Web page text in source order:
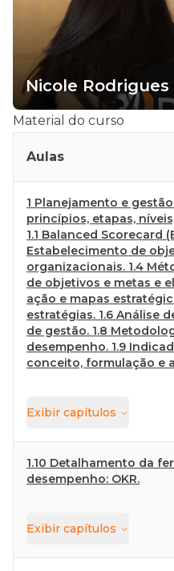
Nicole Rodrigues
Material do curso
Aulas
1 Planejamento e
princípios, etapas,
1.1 Balanced Scorecard
Estabelecimento de
organizacionais. 1.4
de objetivos e metas e
ação e mapas
estratégias. 1.6 Análise
de gestão. 1.8
desempenho. 1.9
conceito, formulação e
Exibir capítulos
1.10 Detalhamento da
desempenho: OKR.
Exibir capítulos